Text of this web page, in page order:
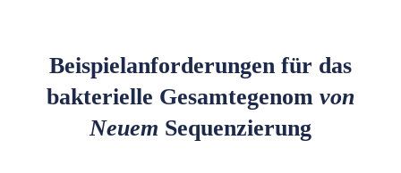
Beispielanforderungen für das
bakterielle Gesamtegenom von
Neuem Sequenzierung